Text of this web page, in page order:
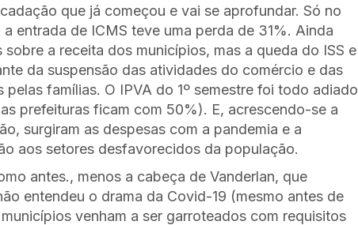
que já começou e vai se aprofundar. Só no
entrada de ICMS teve uma perda de 31%. Ainda
a receita dos municípios, mas a queda do ISS e
da suspensão das atividades do comércio e das
famílias. O IPVA do 1º semestre foi todo adiado
prefeituras ficam com 50%). E, acrescendo-se a
surgiram as despesas com a pandemia e a
aos setores desfavorecidos da população.
antes., menos a cabeça de Vanderlan, que
entendeu o drama da Covid-19 (mesmo antes de
venham a ser garroteados com requisitos